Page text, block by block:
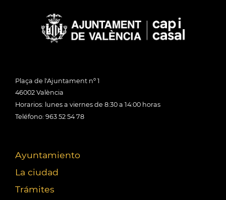
Plaça de l'Ajuntament nº 1
46002 València
Horarios: lunes a viernes de 8:30 a 14:00 horas
Teléfono: 963 52 54 78
Ayuntamiento
La ciudad
Trámites